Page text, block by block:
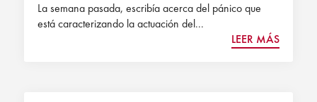
La semana pasada, escribía acerca del pánico que
está caracterizando la actuación del...
LEER MÁS